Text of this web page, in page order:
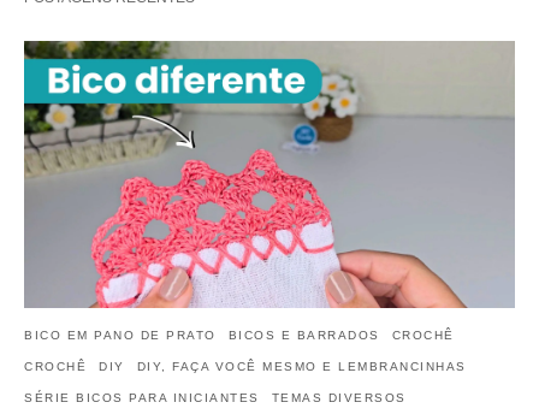
BICO EM PANO DE PRATO BICOS E BARRADOS CROCHÊ
CROCHÊ DIY DIY, FAÇA VOCÊ MESMO E LEMBRANCINHAS
SÉRIE BICOS PARA INICIANTES TEMAS DIVERSOS